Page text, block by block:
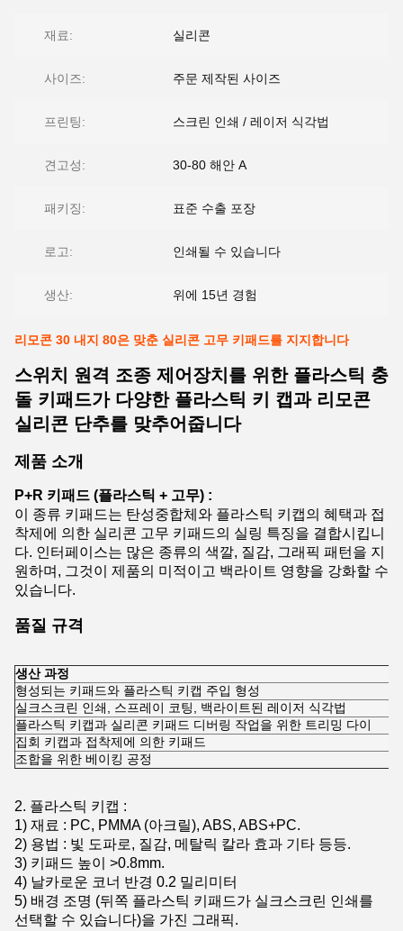
재료: 실리콘
사이즈: 주문 제작된 사이즈
프린팅: 스크린 인쇄 / 레이저 식각법
견고성: 30-80 해안 A
패키징: 표준 수출 포장
로고: 인쇄될 수 있습니다
생산: 위에 15년 경험
리모콘 30 내지 80은 맞춘 실리콘 고무 키패드를 지지합니다
스위치 원격 조종 제어장치를 위한 플라스틱 충
돌 키패드가 다양한 플라스틱 키 캡과 리모콘
실리콘 단추를 맞추어줍니다
제품 소개
P+R 키패드 (플라스틱 + 고무) :
이 종류 키패드는 탄성중합체와 플라스틱 키캡의 혜택과 접
착제에 의한 실리콘 고무 키패드의 실링 특징을 결합시킵니
다. 인터페이스는 많은 종류의 색깔, 질감, 그래픽 패턴을 지
원하며, 그것이 제품의 미적이고 백라이트 영향을 강화할 수
있습니다.
품질 규격
생산 과정
형성되는 키패드와 플라스틱 키캡 주입 형성
실크스크린 인쇄, 스프레이 코팅, 백라이트된 레이저 식각법
플라스틱 키캡과 실리콘 키패드 디버링 작업을 위한 트리밍 다이
집회 키캡과 접착제에 의한 키패드
조합을 위한 베이킹 공정
2. 플라스틱 키캡 :
1) 재료 : PC, PMMA (아크릴), ABS, ABS+PC.
2) 용법 : 빛 도파로, 질감, 메탈릭 칼라 효과 기타 등등.
3) 키패드 높이 >0.8mm.
4) 날카로운 코너 반경 0.2 밀리미터
5) 배경 조명 (뒤쪽 플라스틱 키패드가 실크스크린 인쇄를
선택할 수 있습니다)을 가진 그래픽.